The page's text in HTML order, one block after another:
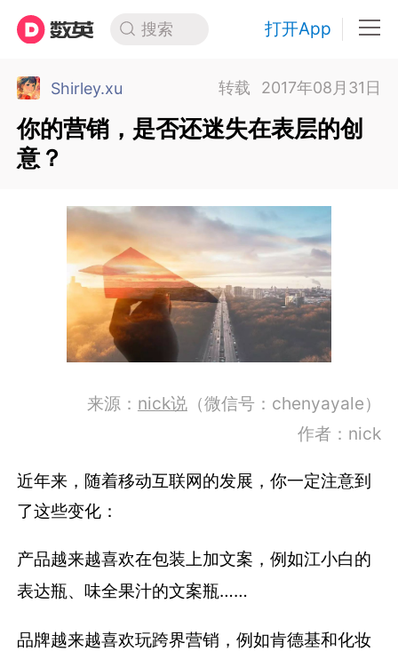
搜索 打开App
Shirley.xu 转载 2017年08月31日
你的营销，是否还迷失在表层的创
意？
来源： nick说（微信号：chenyayale）
作者：nick
近年来，随着移动互联网的发展，你一定注意到
了这些变化：
产品越来越喜欢在包装上加文案，例如江小白的
表达瓶、味全果汁的文案瓶……
品牌越来越喜欢玩跨界营销，例如肯德基和化妆